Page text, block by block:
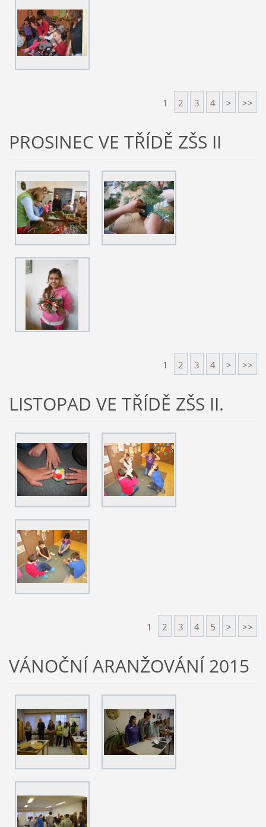
1 2 3 4 > >>
PROSINEC VE TŘÍDĚ ZŠS II
1 2 3 4 > >>
LISTOPAD VE TŘÍDĚ ZŠS II.
1 2 3 4 5 > >>
VÁNOČNÍ ARANŽOVÁNÍ 2015